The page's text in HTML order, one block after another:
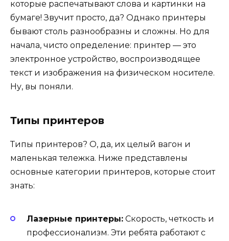
которые распечатывают слова и картинки на
бумаге! Звучит просто, да? Однако принтеры
бывают столь разнообразны и сложны. Но для
начала, чисто определение: принтер — это
электронное устройство, воспроизводящее
текст и изображения на физическом носителе.
Ну, вы поняли.
Типы принтеров
Типы принтеров? О, да, их целый вагон и
маленькая тележка. Ниже представлены
основные категории принтеров, которые стоит
знать:
Лазерные принтеры: Скорость, четкость и
профессионализм. Эти ребята работают с